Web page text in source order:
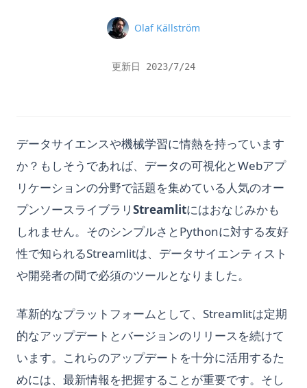
Name
Olaf Källström
更新日 2023/7/24
データサイエンスや機械学習に情熱を持っています
か？もしそうであれば、データの可視化とWebアプ
リケーションの分野で話題を集めている人気のオー
プンソースライブラリStreamlitにはおなじみかも
しれません。そのシンプルさとPythonに対する友好
性で知られるStreamlitは、データサイエンティスト
や開発者の間で必須のツールとなりました。
革新的なプラットフォームとして、Streamlitは定期
的なアップデートとバージョンのリリースを続けて
います。これらのアップデートを十分に活用するた
めには、最新情報を把握することが重要です。そし